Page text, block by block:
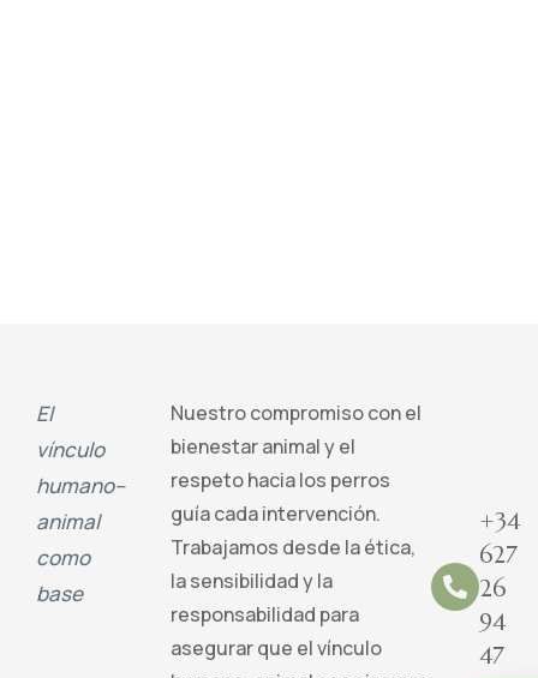
El
vínculo
humano–
animal
como
base
Nuestro compromiso con el
bienestar animal y el
respeto hacia los perros
guía cada intervención.
Trabajamos desde la ética,
la sensibilidad y la
responsabilidad para
asegurar que el vínculo
+34
627
26
94
47